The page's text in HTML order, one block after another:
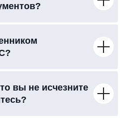
вы не исчезните